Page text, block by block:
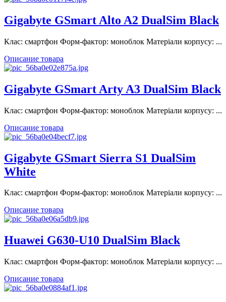
Gigabyte GSmart Alto A2 DualSim Black
Клас: смартфон Форм-фактор: моноблок Матеріали корпусу: ...
Описание товара
Gigabyte GSmart Arty A3 DualSim Black
Клас: смартфон Форм-фактор: моноблок Матеріали корпусу: ...
Описание товара
Gigabyte GSmart Sierra S1 DualSim
White
Клас: смартфон Форм-фактор: моноблок Матеріали корпусу: ...
Описание товара
Huawei G630-U10 DualSim Black
Клас: смартфон Форм-фактор: моноблок Матеріали корпусу: ...
Описание товара